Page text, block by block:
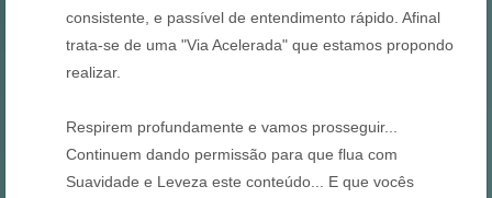
consistente, e passível de entendimento rápido. Afinal
trata-se de uma "Via Acelerada" que estamos propondo
realizar.
Respirem profundamente e vamos prosseguir...
Continuem dando permissão para que flua com
Suavidade e Leveza este conteúdo... E que vocês